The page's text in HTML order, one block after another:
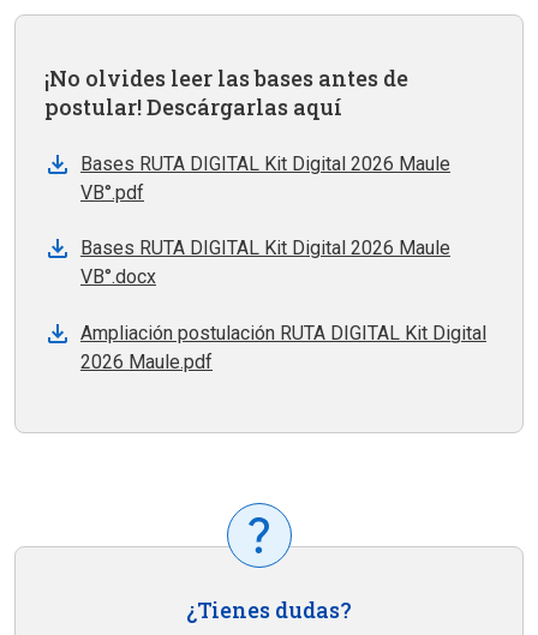
¡No olvides leer las bases antes de
postular! Descárgarlas aquí
Bases RUTA DIGITAL Kit Digital 2026 Maule
VB°.pdf
Bases RUTA DIGITAL Kit Digital 2026 Maule
VB°.docx
Ampliación postulación RUTA DIGITAL Kit Digital
2026 Maule.pdf
¿Tienes dudas?